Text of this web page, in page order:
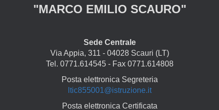
"MARCO EMILIO SCAURO"
Sede Centrale
Via Appia, 311 - 04028 Scauri (LT)
Tel. 0771.614545 - Fax 0771.614808
Posta elettronica Segreteria
ltic855001@istruzione.it
Posta elettronica Certificata